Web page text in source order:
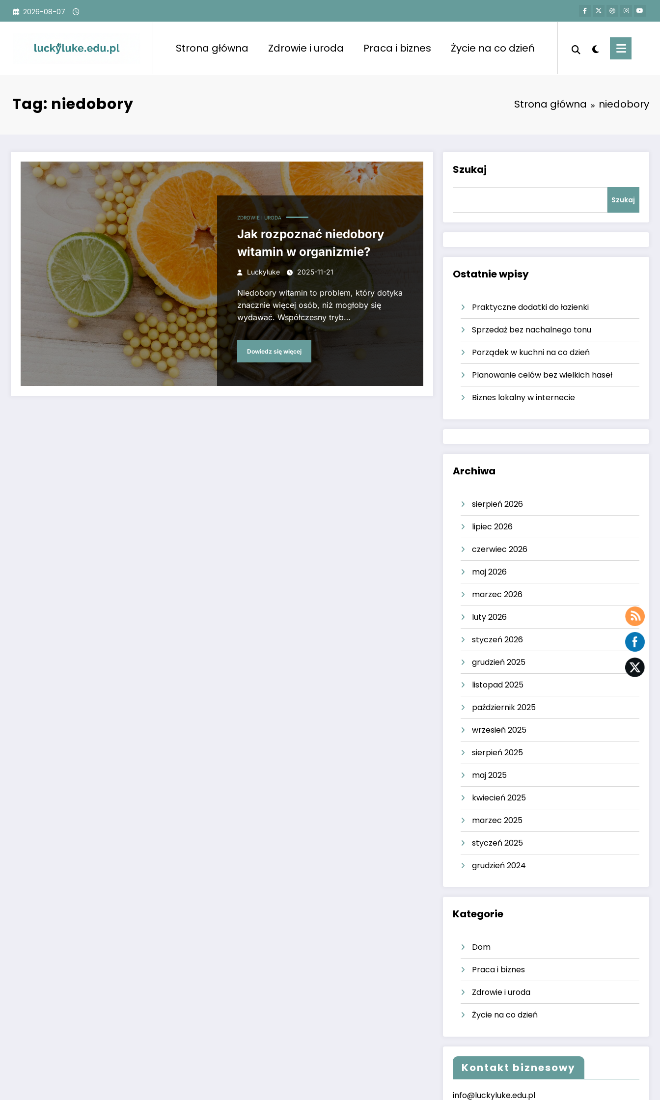
Przejdź
2026-08-07
Strona główna Zdrowie i uroda Praca i biznes Życie na co dzień
Tag: niedobory Strona główna niedobory
ZDROWIE I URODA
Jak rozpoznać niedobory
witamin w organizmie?
Luckyluke 2025-11-21
Niedobory witamin to problem, który dotyka
znacznie więcej osób, niż mogłoby się
wydawać. Współczesny tryb…
Dowiedz się więcej
Szukaj
Szukaj
Ostatnie wpisy
Praktyczne dodatki do łazienki
Sprzedaż bez nachalnego tonu
Porządek w kuchni na co dzień
Planowanie celów bez wielkich haseł
Biznes lokalny w internecie
Archiwa
sierpień 2026
lipiec 2026
czerwiec 2026
maj 2026
marzec 2026
luty 2026
styczeń 2026
grudzień 2025
listopad 2025
październik 2025
wrzesień 2025
sierpień 2025
maj 2025
kwiecień 2025
marzec 2025
styczeń 2025
grudzień 2024
Kategorie
Dom
Praca i biznes
Zdrowie i uroda
Życie na co dzień
Kontakt biznesowy
info@luckyluke.edu.pl